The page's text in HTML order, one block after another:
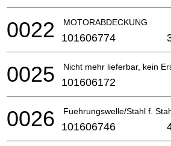
MOTORABDECKUNG
0022 101606774
Nicht mehr lieferbar, kein
0025 101606172
Fuehrungswelle/Stahl f.
0026 101606746